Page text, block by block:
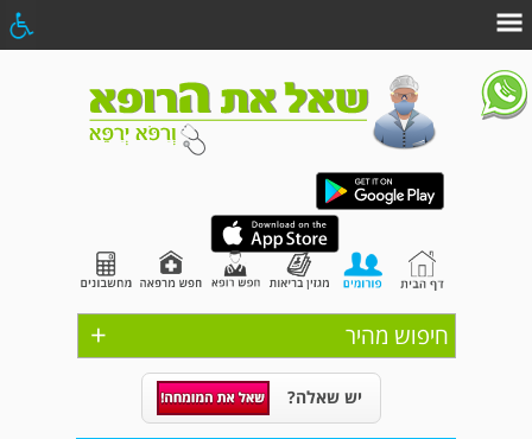
+ חיפוש מהיר
יש שאלה?